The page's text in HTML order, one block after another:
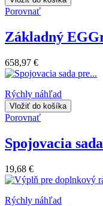
Porovnať
Základný
658,97 €
Rýchly náhľad
Vložiť do košíka
Porovnať
Spojovacia
19,68 €
Rýchly náhľad